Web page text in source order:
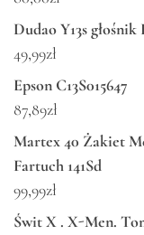
Dudao Y13s
49,99zł
Epson C13S015647
87,89zł
Martex 40 Żakiet
Fartuch 141Sd
99,99zł
Świt X . X-Men.